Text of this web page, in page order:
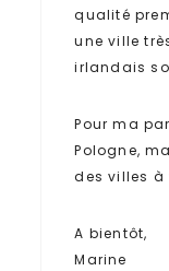
qualité
une ville
irlandais
Pour ma
Pologne,
des villes à
A bientôt,
Marine